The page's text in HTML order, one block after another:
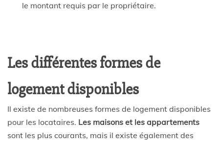
le montant requis par le propriétaire.
Les différentes formes de
logement disponibles
Il existe de nombreuses formes de logement disponibles
pour les locataires. Les maisons et les appartements
sont les plus courants, mais il existe également des